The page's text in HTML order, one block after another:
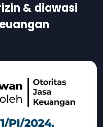
& diawasi